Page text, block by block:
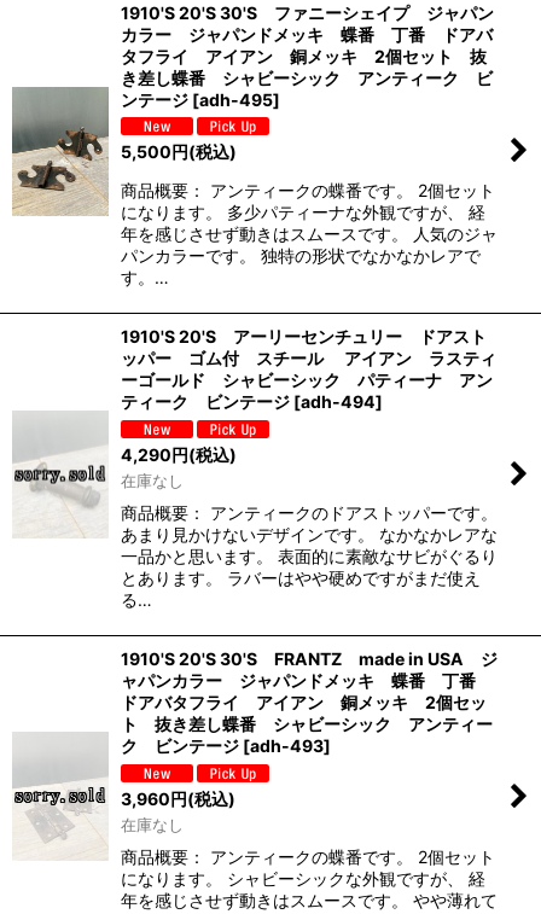
1910'S 20'S 30'S ファニーシェイプ ジャパン
カラー ジャパンドメッキ 蝶番 丁番 ドアバ
タフライ アイアン 銅メッキ 2個セット 抜
き差し蝶番 シャビーシック アンティーク ビ
ンテージ [adh-495]
5,500円(税込)
商品概要： アンティークの蝶番です。 2個セット
になります。 多少パティーナな外観ですが、 経
年を感じさせず動きはスムースです。 人気のジャ
パンカラーです。 独特の形状でなかなかレアで
す。…
1910'S 20'S アーリーセンチュリー ドアスト
ッパー ゴム付 スチール アイアン ラスティ
ーゴールド シャビーシック パティーナ アン
ティーク ビンテージ [adh-494]
4,290円(税込)
在庫なし
商品概要： アンティークのドアストッパーです。
あまり見かけないデザインです。 なかなかレアな
一品かと思います。 表面的に素敵なサビがぐるり
とあります。 ラバーはやや硬めですがまだ使え
る…
1910'S 20'S 30'S FRANTZ made in USA ジ
ャパンカラー ジャパンドメッキ 蝶番 丁番
ドアバタフライ アイアン 銅メッキ 2個セッ
ト 抜き差し蝶番 シャビーシック アンティー
ク ビンテージ [adh-493]
3,960円(税込)
在庫なし
商品概要： アンティークの蝶番です。 2個セット
になります。 シャビーシックな外観ですが、 経
年を感じさせず動きはスムースです。 やや薄れて